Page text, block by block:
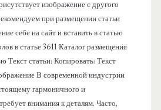
изображение с другого
при размещении статьи
себе на сайт и вставить в статью
в статье 3611 Каталог размещения
Текст статьи: Копировать: Текст
В современной индустрии
гармоничного и
внимания к деталям. Часто,